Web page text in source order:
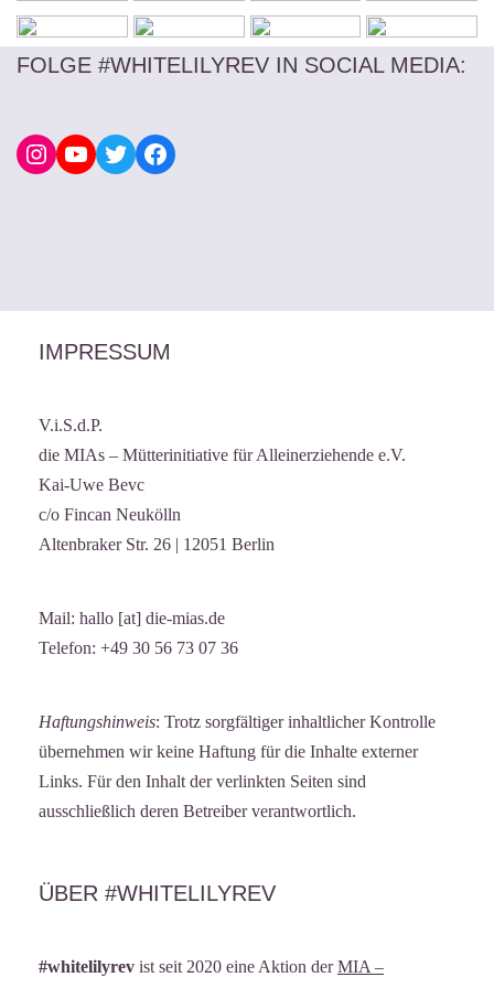
FOLGE #WHITELILYREV IN SOCIAL MEDIA:
IMPRESSUM
V.i.S.d.P.
die MIAs – Mütterinitiative für Alleinerziehende e.V.
Kai-Uwe Bevc
c/o Fincan Neukölln
Altenbraker Str. 26 | 12051 Berlin
Mail: hallo [at] die-mias.de
Telefon: +49 30 56 73 07 36
Haftungshinweis: Trotz sorgfältiger inhaltlicher Kontrolle
übernehmen wir keine Haftung für die Inhalte externer
Links. Für den Inhalt der verlinkten Seiten sind
ausschließlich deren Betreiber verantwortlich.
ÜBER #WHITELILYREV
#whitelilyrev ist seit 2020 eine Aktion derMIA –